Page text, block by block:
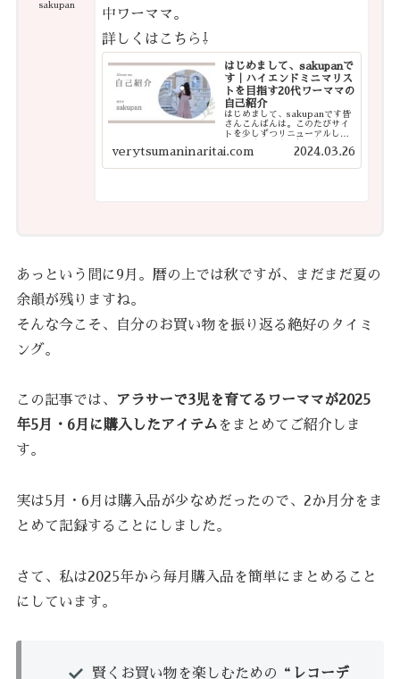
sakupan
中ワーママ。
詳しくはこちら⇩
はじめまして、sakupanで
す｜ハイエンドミニマリス
トを目指す20代ワーママの
自己紹介
はじめまして、sakupanです皆
さんこんばんは。このたびサイ
トを少しずつリニューアルした
ください。今後は、これまで書
verytsumaninaritai.com 2024.03.26
あっという間に9月。暦の上では秋ですが、まだまだ夏の
余韻が残りますね。
そんな今こそ、自分のお買い物を振り返る絶好のタイミ
ング。
この記事では、
アラサーで3児を育てるワーママが2025
年5月・6月に購入したアイテム をまとめてご紹介しま
す。
実は5月・6月は購入品が少なめだったので、2か月分をま
とめて記録することにしました。
さて、私は2025年から毎月購入品を簡単にまとめること
にしています。
賢くお買い物を楽しむための“ レコーデ